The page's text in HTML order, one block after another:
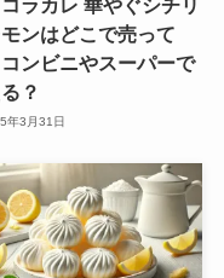
ラカレ 華やぐシチリ
ンはどこで売って
ンビニやスーパーで
？
年3月31日